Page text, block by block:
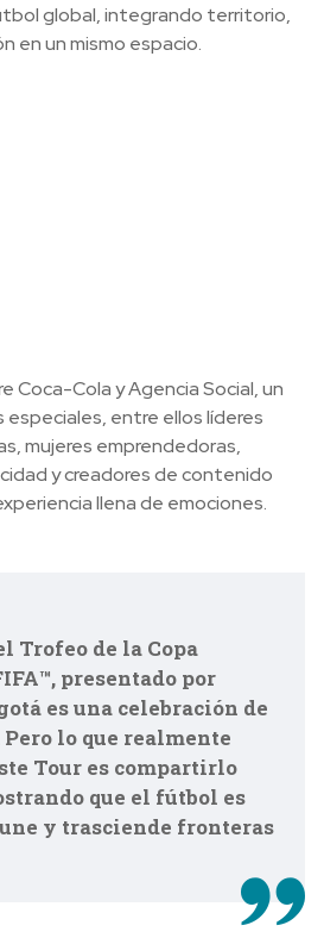
global, integrando territorio,
en un mismo espacio.
Coca-Cola y Agencia Social, un
entre ellos líderes
mujeres emprendedoras,
y creadores de contenido
llena de emociones.
Trofeo de la Copa
presentado por
es una celebración de
lo que realmente
Tour es compartirlo
que el fútbol es
y trasciende fronteras